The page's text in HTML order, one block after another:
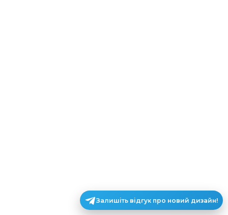
Залишіть відгук про новий дизайн!